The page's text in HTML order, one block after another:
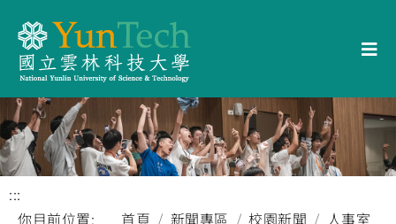
:::
你目前位置:
首頁 新聞專區 校園新聞
人事室